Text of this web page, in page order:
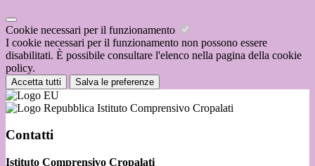
Cookie necessari per il funzionamento
I cookie necessari per il funzionamento non possono essere
disabilitati. È possibile consultare l'elenco nella pagina della cookie
policy.
Accetta tutti Salva le preferenze
Istituto Comprensivo Cropalati
Contatti
Istituto Comprensivo Cropalati